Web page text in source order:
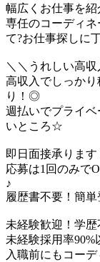
幅広くお仕事を紹
専任のコーディ
て?お仕事探しに
＼＼うれしい高
高収入でしっか
り！◎
週払いでプライ
いところ☆
即日面接承ります
応募は1回のみで
♪
履歴書不要！簡単
未経験歓迎！学
未経験採用率90%
入職前にもコー